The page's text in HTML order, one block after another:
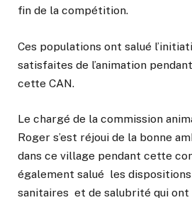
fin de la compétition.
Ces populations ont salué
satisfaites de l’animation
cette CAN.
Le chargé de la commission
Roger s’est réjoui de la bonne
dans ce village pendant cette
également salué les
sanitaires et de salubrité qui